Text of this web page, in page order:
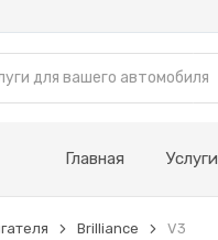
Главная Услуги
Brilliance V3